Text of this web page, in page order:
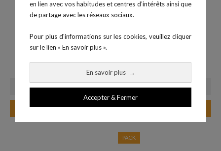
en lien avec vos habitudes et centres d’intérêts ainsi que
de partage avec les réseaux sociaux.
Pour plus d'informations sur les cookies, veuillez cliquer
sur le lien « En savoir plus ».
En savoir plus →
Accepter & Fermer
EMG - Module logiciel
Ajouter au panier Ajouter au panier
PACK